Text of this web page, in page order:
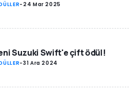
- 24 Mar 2025
Suzuki Swift'e çift ödül!
-31 Ara 2024